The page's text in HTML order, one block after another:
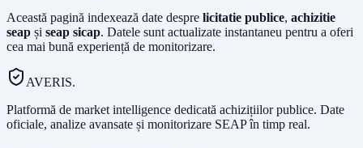
Această pagină indexează date despre licitatie publice, achizitie
seap și seap sicap. Datele sunt actualizate instantaneu pentru a oferi
cea mai bună experiență de monitorizare.
AVERIS.
Platformă de market intelligence dedicată achizițiilor publice. Date
oficiale, analize avansate și monitorizare SEAP în timp real.